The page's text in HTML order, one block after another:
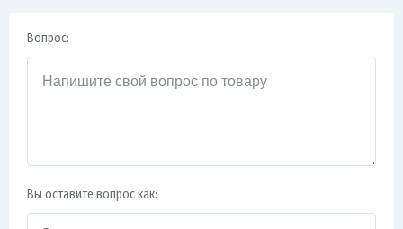
Вопрос:
Вы оставите вопрос как: